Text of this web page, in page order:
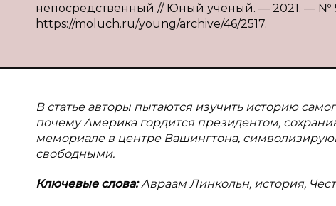
непосредственный // Юный ученый. — 2021. — №
https://moluch.ru/young/archive/46/2517.
В статье авторы пытаются изучить историю
почему Америка гордится президентом,
мемориале в центре Вашингтона,
свободными.
Ключевые слова:Авраам Линкольн, история,